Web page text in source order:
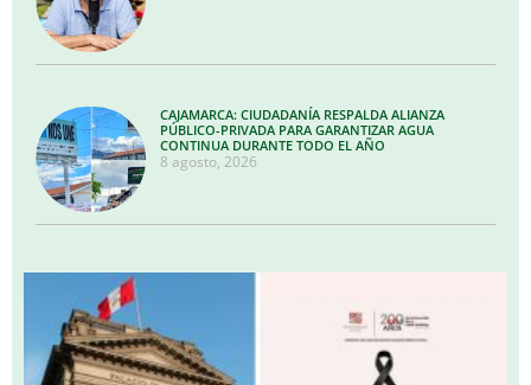
CAJAMARCA: CIUDADANÍA RESPALDA ALIANZA
PÚBLICO-PRIVADA PARA GARANTIZAR AGUA
CONTINUA DURANTE TODO EL AÑO
8 agosto, 2026